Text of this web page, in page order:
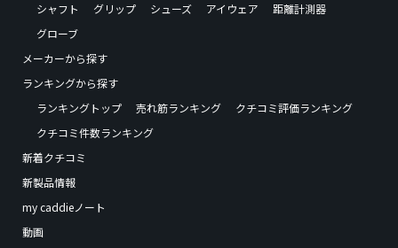
シャフト
グリップ シューズ アイウェア
距離計測器
グローブ
メーカーから探す
ランキングから探す
ランキングトップ
売れ筋ランキング
クチコミ評価ランキング
クチコミ件数ランキング
新着クチコミ
新製品情報
my caddieノート
動画